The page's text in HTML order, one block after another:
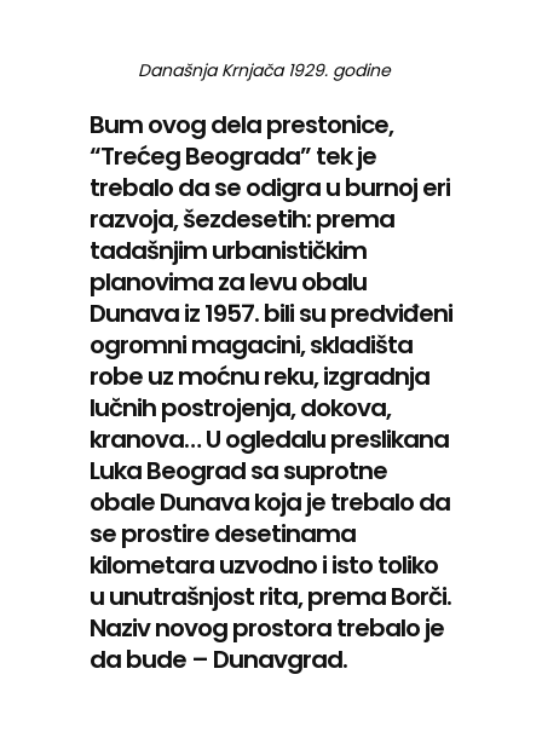
Današnja Krnjača 1929. godine
Bum ovog dela prestonice,
“Trećeg Beograda” tek je
trebalo da se odigra u burnoj eri
razvoja, šezdesetih: prema
tadašnjim urbanističkim
planovima za levu obalu
Dunava iz 1957. bili su predviđeni
ogromni magacini, skladišta
robe uz moćnu reku, izgradnja
lučnih postrojenja, dokova,
kranova… U ogledalu preslikana
Luka Beograd sa suprotne
obale Dunava koja je trebalo da
se prostire desetinama
kilometara uzvodno i isto toliko
u unutrašnjost rita, prema Borči.
Naziv novog prostora trebalo je
da bude – Dunavgrad.